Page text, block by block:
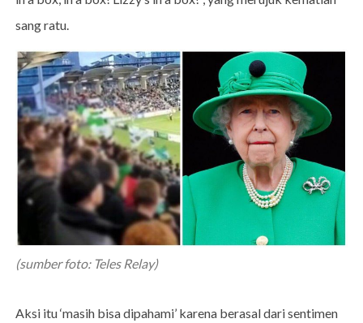
sang ratu.
(sumber foto: Teles Relay)
Aksi itu ‘masih bisa dipahami’ karena berasal dari sentimen